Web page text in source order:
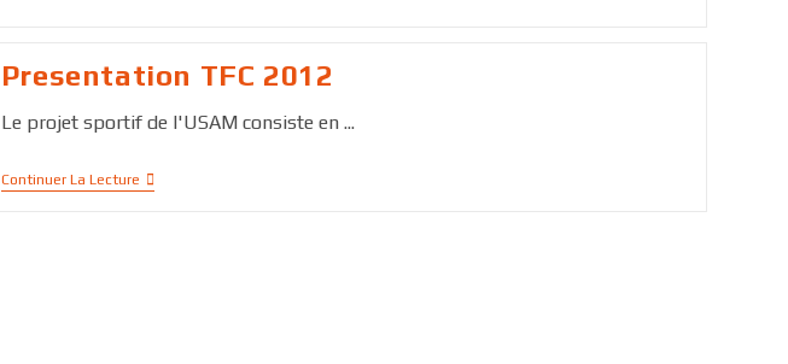
Presentation TFC 2012
Le projet sportif de l'USAM consiste en ...
Continuer La Lecture